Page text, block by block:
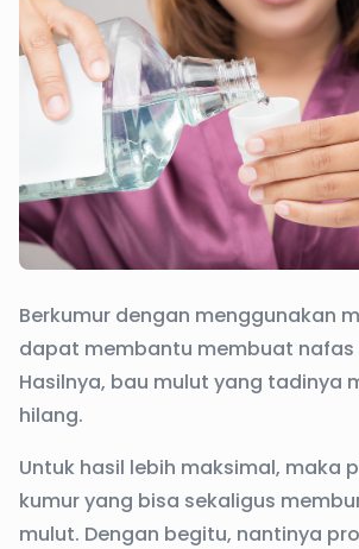
Berkumur dengan menggunakan
dapat membantu membuat nafas
Hasilnya, bau mulut yang tadinya
hilang.
Untuk hasil lebih maksimal, maka
kumur yang bisa sekaligus
mulut. Dengan begitu, nantinya